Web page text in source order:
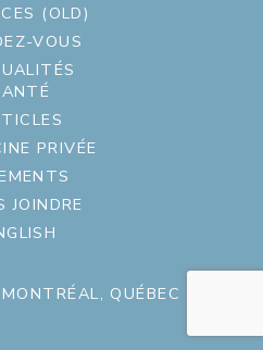
(OLD)
VOUS
PRIVÉE
JOINDRE
QUÉBEC